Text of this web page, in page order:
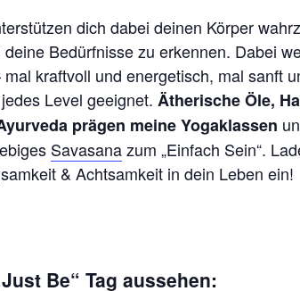
dich dabei deinen Körper
Bedürfnisse zu erkennen. Dabei
kraftvoll und energetisch, mal sanft
Level geeignet. Ätherische Öle,
prägen meine Yogaklassen
Savasanazum „Einfach Sein“.
& Achtsamkeit in dein Leben ein!
Be“ Tag aussehen: